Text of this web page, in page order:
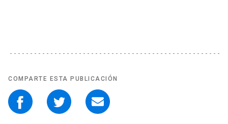
COMPARTE ESTA PUBLICACIÓN